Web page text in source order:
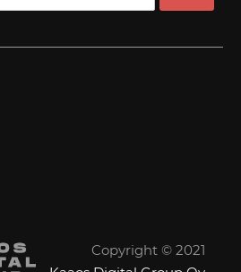
Copyright © 2021